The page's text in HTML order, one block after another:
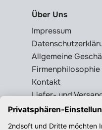
Über Uns
Impressum
Allgemeine
Kontakt
Liefer- und